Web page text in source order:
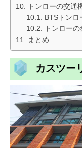
トンローの交通
BTSトンロ
トンローの
まとめ
カスツー